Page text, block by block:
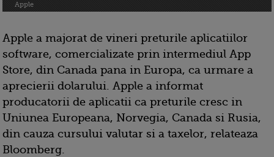
Apple
Apple a majorat de vineri preturile aplicatiilor
software, comercializate prin intermediul App
Store, din Canada pana in Europa, ca urmare a
aprecierii dolarului. Apple a informat
producatorii de aplicatii ca preturile cresc in
Uniunea Europeana, Norvegia, Canada si Rusia,
din cauza cursului valutar si a taxelor, relateaza
Bloomberg.